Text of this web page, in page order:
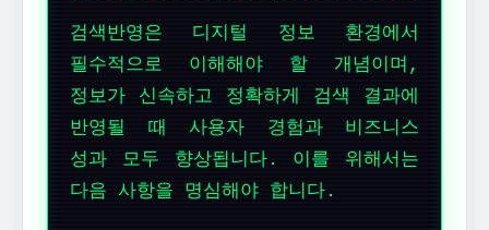
검색반영은 디지털 정보 환경에서
필수적으로 이해해야 할 개념이며,
정보가 신속하고 정확하게 검색 결과에
반영될 때 사용자 경험과 비즈니스
성과 모두 향상됩니다. 이를 위해서는
다음 사항을 명심해야 합니다.